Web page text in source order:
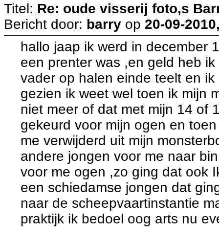
Titel: Re: oude visserij foto,s
Bericht door: barry op 20-09-
hallo jaap ik werd in december
een prenter was ,en geld heb
vader op halen einde teelt en
gezien ik weet wel toen ik mijn
niet meer of dat met mijn 14 of
gekeurd voor mijn ogen en
me verwijderd uit mijn
andere jongen voor me naar
voor me ogen ,zo ging dat ook
een schiedamse jongen dat
naar de scheepvaartinstantie
praktijk ik bedoel oog arts nu